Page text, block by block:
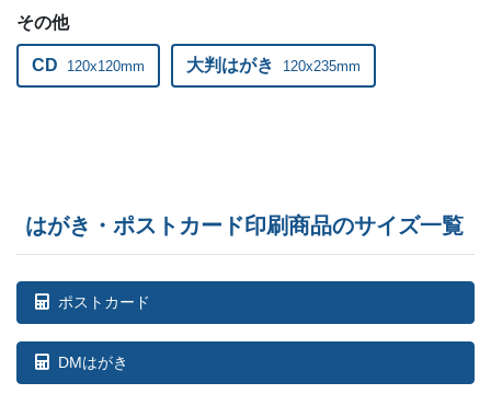
その他
CD 120x120mm 大判はがき 120x235mm
はがき・ポストカード印刷商品のサイズ一覧
ポストカード
DMはがき